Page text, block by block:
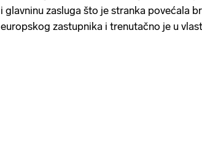
i glavninu zasluga što je stranka povećala
europskog zastupnika i trenutačno je u